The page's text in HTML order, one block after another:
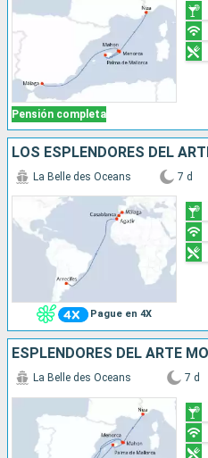
Pensión completa
Pague en 4X
La Belle des Oceans 7 d
La Belle des Oceans 7 d